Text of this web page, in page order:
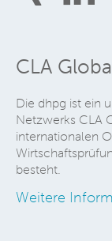
CLA
Die dhpg ist ein
Netzwerks CLA
internationalen
besteht.
Weitere